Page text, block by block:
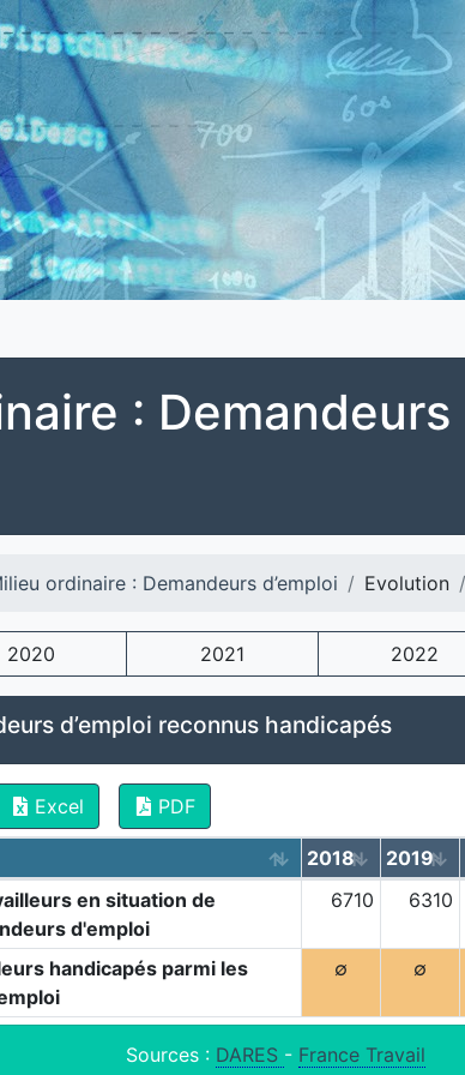
: Demandeurs
ordinaire : Demandeurs d’emploi Evolution
2020 2021 2022
d’emploi reconnus handicapés
Excel PDF
2018 2019
en situation de
d'emploi
6710 6310
handicapés parmi les
∅ ∅
Sources : DARES - France Travail